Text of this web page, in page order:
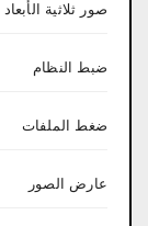
صور ثلاثية الأبعاد
ضبط النظام
ضغط الملفات
عارض الصور